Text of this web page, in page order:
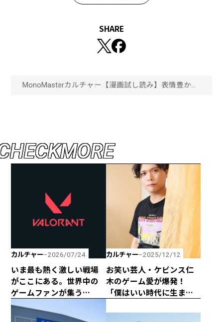
SHARE
MonoMasterカルチャー 【漫画試し読み】表情豊かな
HECKMORE
カルチャー 2026/07/24
いま最も熱く激しい戦場
がここにある。世界中の
ゲームファンが集う
『VALORANT』の世界に
挑め！
カルチャー 2025/12/12
お笑い芸人・ケビンス仁
木のゲーム愛が爆発！
「僕はいい時代に生まれ